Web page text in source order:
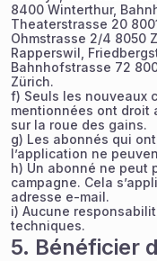
8400 Winterthur,
Theaterstrasse 20
Ohmstrasse 2/4 8050
Rapperswil,
Bahnhofstrasse 72
Zürich.
f) Seuls les nouveaux
mentionnées ont droit
sur la roue des gains.
g) Les abonnés qui
l’application ne
h) Un abonné ne peut
campagne. Cela
adresse e-mail.
i) Aucune
techniques.
5. Bénéficier